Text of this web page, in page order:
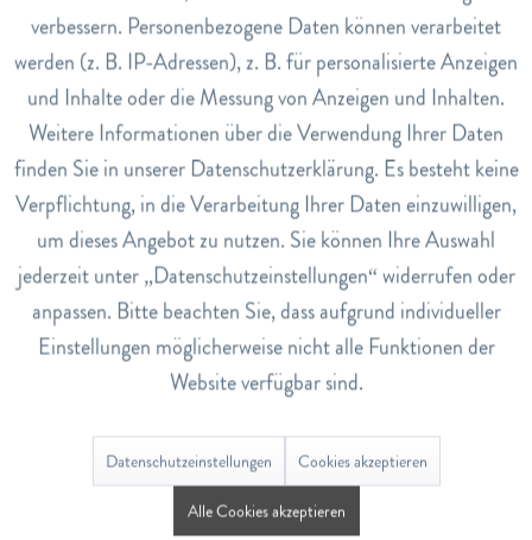
Art.Nr.
2175927
EAN
7611190010910
Lagerbestand
28
Bewertungen0
Bewertungen lesen, schreiben und diskutieren...mehr
Ähnliche Artikel
Tracking Inaktiv
Service Inaktiv
verbessern. Personenbezogene Daten können verarbeitet
werden (z. B. IP-Adressen), z. B. für personalisierte Anzeigen
und Inhalte oder die Messung von Anzeigen und Inhalten.
Weitere Informationen über die Verwendung Ihrer Daten
finden Sie in unserer Datenschutzerklärung. Es besteht keine
Verpflichtung, in die Verarbeitung Ihrer Daten einzuwilligen,
um dieses Angebot zu nutzen. Sie können Ihre Auswahl
jederzeit unter „Datenschutzeinstellungen“ widerrufen oder
anpassen. Bitte beachten Sie, dass aufgrund individueller
Einstellungen möglicherweise nicht alle Funktionen der
Website verfügbar sind.
Datenschutzeinstellungen Cookies akzeptieren
Alle Cookies akzeptieren